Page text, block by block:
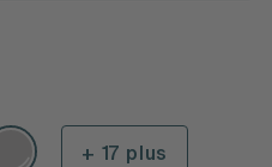
+ 17 plus